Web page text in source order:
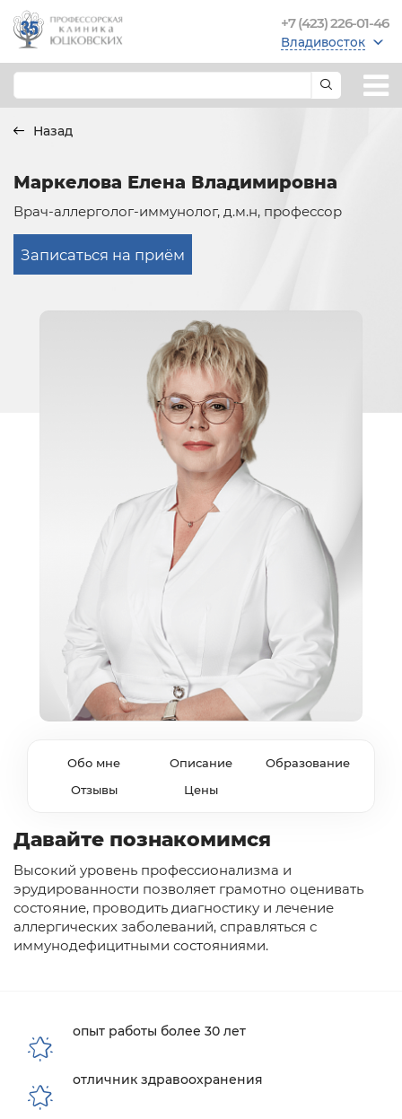
+7 (423) 226-01-46
Владивосток
Назад
Маркелова Елена Владимировна
Врач-аллерголог-иммунолог, д.м.н, профессор
Записаться на приём
Обо мне Описание
Образование
Отзывы
Цены
Давайте познакомимся
Высокий уровень профессионализма и
эрудированности позволяет грамотно оценивать
состояние, проводить диагностику и лечение
аллергических заболеваний, справляться с
иммунодефицитными состояниями.
опыт работы более 30 лет
отличник здравоохранения